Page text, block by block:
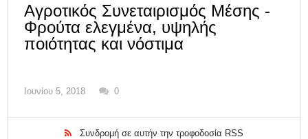
Αγροτικός Συνεταιρισμός Μέσης -
Φρούτα ελεγμένα, υψηλής
ποιότητας και νόστιμα
Ιουνίου 5, 2018 0
Συνδρομή σε αυτήν την τροφοδοσία RSS